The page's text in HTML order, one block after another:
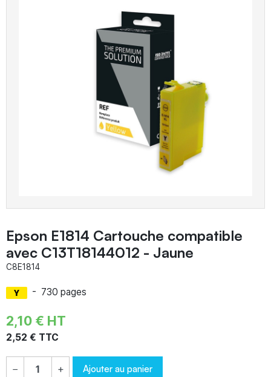
Epson E1814 Cartouche compatible
avec C13T18144012 - Jaune
C8E1814
- 730 pages
2,10 € HT
2,52 € TTC
− + Ajouter au panier